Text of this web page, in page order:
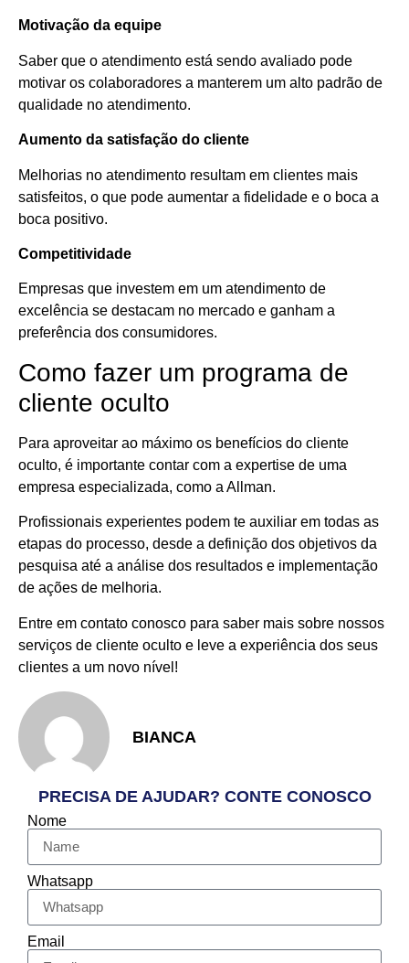
Motivação da equipe
Saber que o atendimento está sendo avaliado pode
motivar os colaboradores a manterem um alto padrão de
qualidade no atendimento.
Aumento da satisfação do cliente
Melhorias no atendimento resultam em clientes mais
satisfeitos, o que pode aumentar a fidelidade e o boca a
boca positivo.
Competitividade
Empresas que investem em um atendimento de
excelência se destacam no mercado e ganham a
preferência dos consumidores.
Como fazer um programa de
cliente oculto
Para aproveitar ao máximo os benefícios do cliente
oculto, é importante contar com a expertise de uma
empresa especializada, como a Allman.
Profissionais experientes podem te auxiliar em todas as
etapas do processo, desde a definição dos objetivos da
pesquisa até a análise dos resultados e implementação
de ações de melhoria.
Entre em contato conosco para saber mais sobre nossos
serviços de cliente oculto e leve a experiência dos seus
clientes a um novo nível!
BIANCA
PRECISA DE AJUDAR? CONTE CONOSCO
Nome
Whatsapp
Email